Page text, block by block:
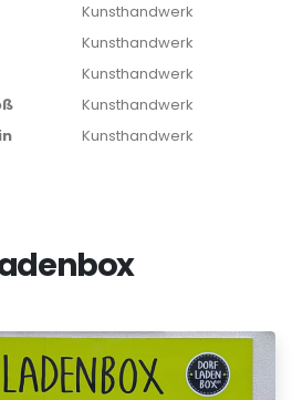
Kunsthandwerk
Kunsthandwerk
Kunsthandwerk
Kunsthandwerk
Kunsthandwerk